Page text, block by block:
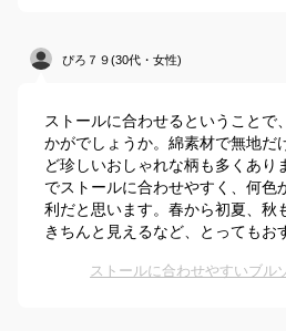
ぴろ７９(30代・女性)
ストールに合わせるということで
かがでしょうか。綿素材で無地だ
ど珍しいおしゃれな柄も多くあり
でストールに合わせやすく、何色
利だと思います。春から初夏、秋
きちんと見えるなど、とってもお
ストールに合わせやすいブル